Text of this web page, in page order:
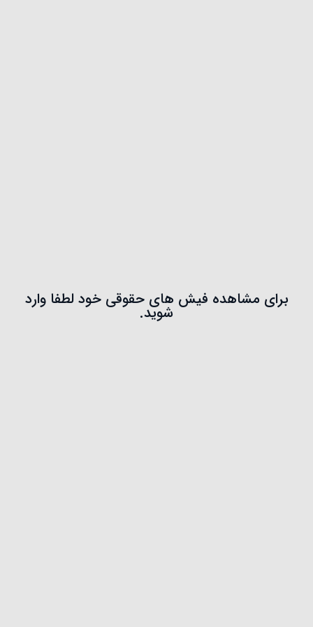
برای مشاهده فیش های حقوقی خود لطفا وارد
شوید.